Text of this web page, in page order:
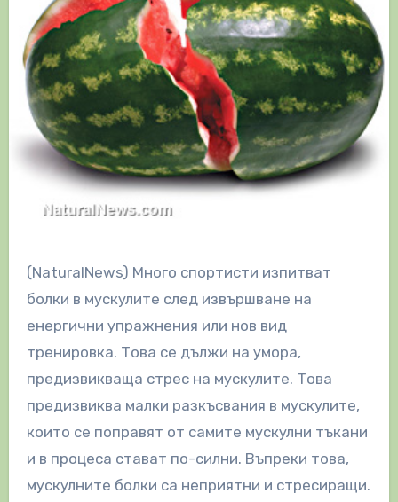
(NaturalNews) Много спортисти изпитват
болки в мускулите след извършване на
енергични упражнения или нов вид
тренировка. Това се дължи на умора,
предизвикваща стрес на мускулите. Това
предизвиква малки разкъсвания в мускулите,
които се поправят от самите мускулни тъкани
и в процеса стават по-силни. Въпреки това,
мускулните болки са неприятни и стресиращи.